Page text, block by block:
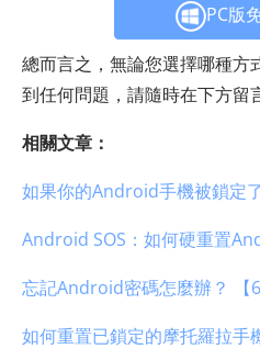
PC版
總而言之，無論您選擇哪種方
到任何問題，請隨時在下方留
相關文章：
如果你的Android手機被鎖定
Android SOS：如何硬重置
忘記Android密碼怎麼辦？ 【
如何重置已鎖定的摩托羅拉手